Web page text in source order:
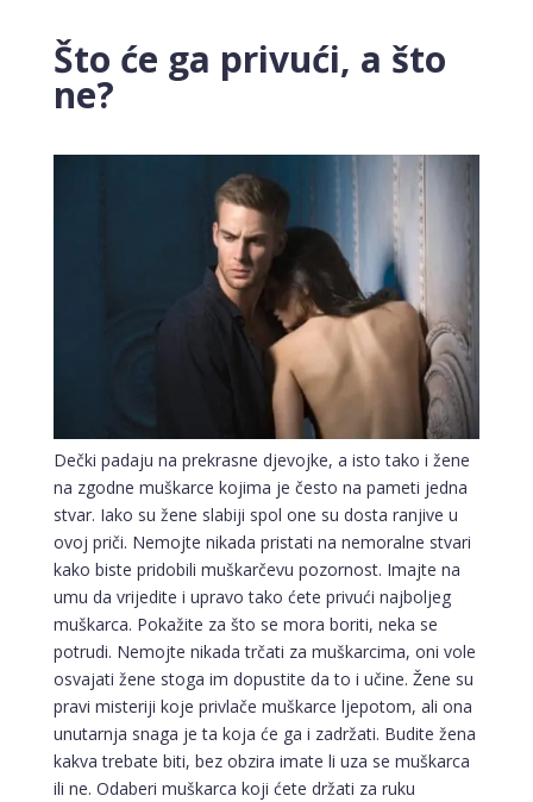
Što će ga privući, a što
ne?
Dečki padaju na prekrasne djevojke, a isto tako i žene
na zgodne muškarce kojima je često na pameti jedna
stvar. Iako su žene slabiji spol one su dosta ranjive u
ovoj priči. Nemojte nikada pristati na nemoralne stvari
kako biste pridobili muškarčevu pozornost. Imajte na
umu da vrijedite i upravo tako ćete privući najboljeg
muškarca. Pokažite za što se mora boriti, neka se
potrudi. Nemojte nikada trčati za muškarcima, oni vole
osvajati žene stoga im dopustite da to i učine. Žene su
pravi misteriji koje privlače muškarce ljepotom, ali ona
unutarnja snaga je ta koja će ga i zadržati. Budite žena
kakva trebate biti, bez obzira imate li uza se muškarca
ili ne. Odaberi muškarca koji ćete držati za ruku